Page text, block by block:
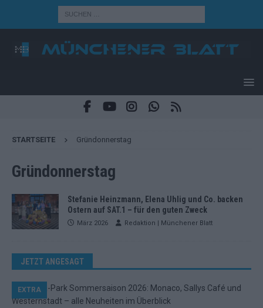
STARTSEITE Gründonnerstag
Gründonnerstag
Stefanie Heinzmann, Elena Uhlig und Co. backen
Ostern auf SAT.1 – für den guten Zweck
März 2026 Redaktion | Münchener Blatt
JETZT ANGESAGT
EXTRA